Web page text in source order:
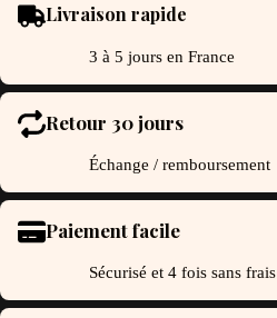
Livraison rapide
3 à 5 jours en France
Retour 30 jours
Échange / remboursement
Paiement facile
Sécurisé et 4 fois sans frais